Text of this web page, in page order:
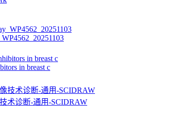
in breast c
术诊断-通用-SCIDRAW